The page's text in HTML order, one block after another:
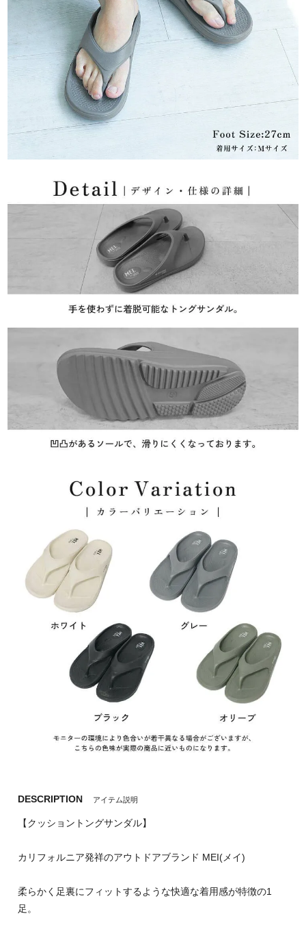
DESCRIPTION アイテム説明
【クッショントングサンダル】
カリフォルニア発祥のアウトドアブランド MEI(メイ)
柔らかく足裏にフィットするような快適な着用感が特徴の1
足。